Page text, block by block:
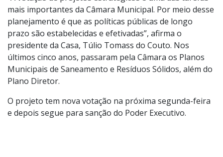
“A votação de projetos estratégicos é uma das tarefas
mais importantes da Câmara Municipal. Por meio desse
planejamento é que as políticas públicas de longo
prazo são estabelecidas e efetivadas”, afirma o
presidente da Casa, Túlio Tomass do Couto. Nos
últimos cinco anos, passaram pela Câmara os Planos
Municipais de Saneamento e Resíduos Sólidos, além do
O projeto tem nova votação na próxima segunda-feira
e depois segue para sanção do Poder Executivo.